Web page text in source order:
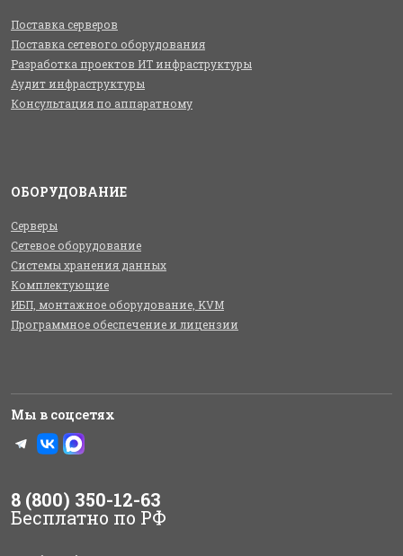
Поставка серверов
Поставка сетевого оборудования
Разработка проектов ИТ инфраструктуры
Аудит инфраструктуры
Консультация по аппаратному
ОБОРУДОВАНИЕ
Серверы
Сетевое оборудование
Системы хранения данных
Комплектующие
ИБП, монтажное оборудование, KVM
Программное обеспечение и лицензии
Мы в соцсетях
8 (800) 350-12-63
Бесплатно по РФ